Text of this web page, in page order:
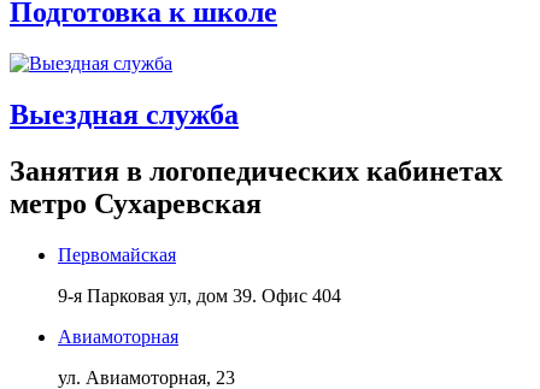
Подготовка к школе
Выездная служба
Занятия в логопедических кабинетах
метро Сухаревская
Первомайская
9-я Парковая ул, дом 39. Офис 404
Авиамоторная
ул. Авиамоторная, 23